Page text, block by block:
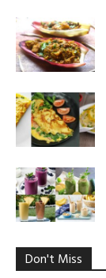
Don't Miss